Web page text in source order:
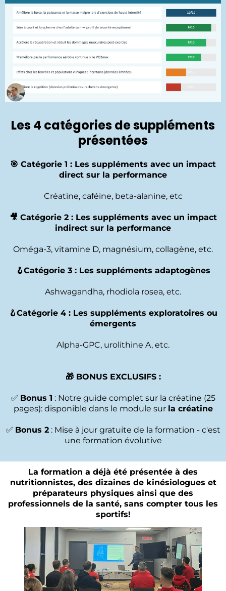
Les 4 catégories de suppléments
présentées
🎯 Catégorie 1 : Les suppléments avec un impact
direct sur la performance
Créatine, caféine, beta-alanine, etc
🎥 Catégorie 2 : Les suppléments avec un impact
indirect sur la performance
Oméga-3, vitamine D, magnésium, collagène, etc.
🪝Catégorie 3 : Les suppléments adaptogènes
Ashwagandha, rhodiola rosea, etc.
🪝Catégorie 4 : Les suppléments exploratoires ou
émergents
Alpha-GPC, urolithine A, etc.
🎁 BONUS EXCLUSIFS :
✅ Bonus 1 : Notre guide complet sur la créatine (25
pages): disponible dans le module sur la créatine
✅ Bonus 2: Mise à jour gratuite de la formation - c'est
une formation évolutive
La formation a déjà été présentée à des
nutritionnistes, des dizaines de kinésiologues et
préparateurs physiques ainsi que des
professionnels de la santé, sans compter tous les
sportifs!